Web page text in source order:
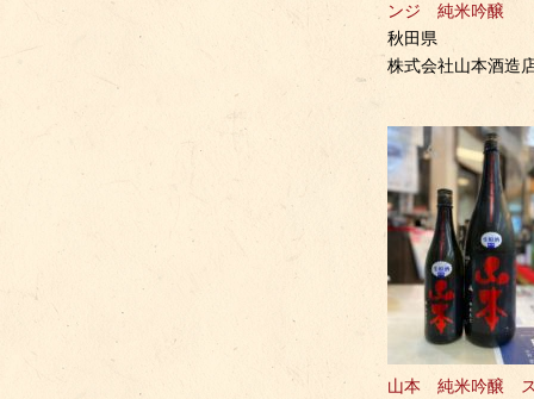
ンジ 純米吟醸
秋田県
株式会社山本酒造
山本 純米吟醸